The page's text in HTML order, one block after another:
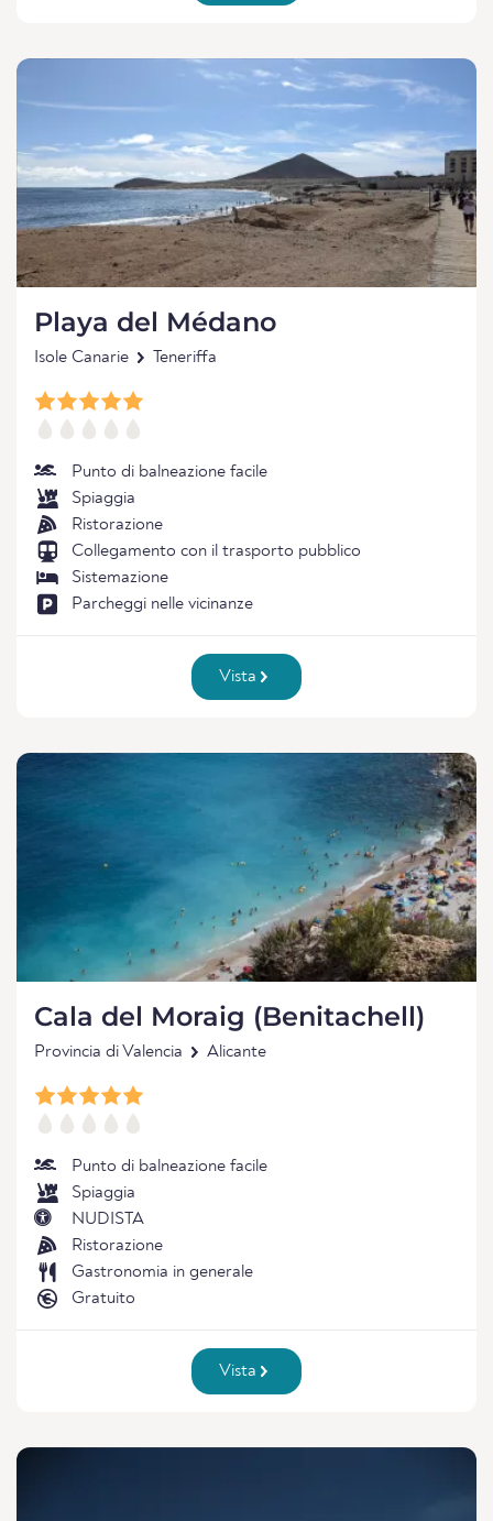
Playa del Médano
Isole Canarie Teneriffa
Punto di balneazione facile
Spiaggia
Ristorazione
Collegamento con il trasporto pubblico
Sistemazione
Parcheggi nelle vicinanze
Vista
Cala del Moraig (Benitachell)
Provincia di Valencia Alicante
Punto di balneazione facile
Spiaggia
NUDISTA
Ristorazione
Gastronomia in generale
Gratuito
Vista